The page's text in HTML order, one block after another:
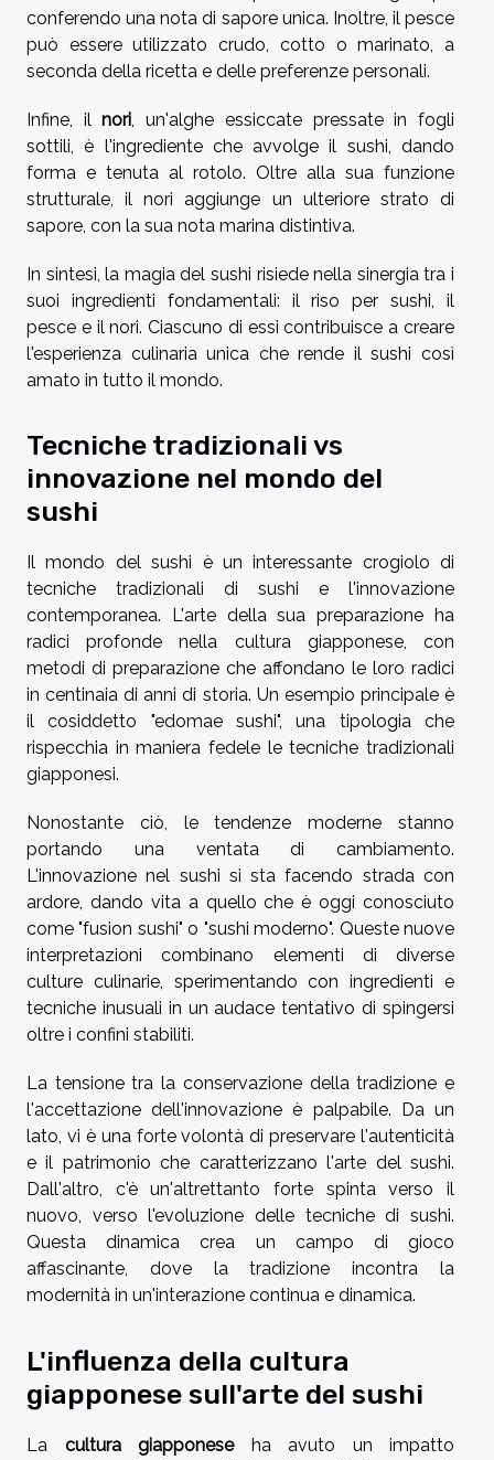
conferendo una nota di sapore unica. Inoltre, il pesce
può essere utilizzato crudo, cotto o marinato, a
seconda della ricetta e delle preferenze personali.
Infine, ilnori, un'alghe essiccate pressate in fogli
sottili, è l'ingrediente che avvolge il sushi, dando
forma e tenuta al rotolo. Oltre alla sua funzione
strutturale, il nori aggiunge un ulteriore strato di
sapore, con la sua nota marina distintiva.
In sintesi, la magia del sushi risiede nella sinergia tra i
suoi ingredienti fondamentali: il riso per sushi, il
pesce e il nori. Ciascuno di essi contribuisce a creare
l'esperienza culinaria unica che rende il sushi così
amato in tutto il mondo.
Tecniche tradizionali vs
innovazione nel mondo del
sushi
Il mondo del sushi è un interessante crogiolo di
tecniche tradizionali di sushi e l'innovazione
contemporanea. L'arte della sua preparazione ha
radici profonde nella cultura giapponese, con
metodi di preparazione che affondano le loro radici
in centinaia di anni di storia. Un esempio principale è
il cosiddetto "edomae sushi", una tipologia che
rispecchia in maniera fedele le tecniche tradizionali
giapponesi.
Nonostante ciò, le tendenze moderne stanno
portando una ventata di cambiamento.
L'innovazione nel sushi si sta facendo strada con
ardore, dando vita a quello che è oggi conosciuto
come "fusion sushi" o "sushi moderno". Queste nuove
interpretazioni combinano elementi di diverse
culture culinarie, sperimentando con ingredienti e
tecniche inusuali in un audace tentativo di spingersi
oltre i confini stabiliti.
La tensione tra la conservazione della tradizione e
l'accettazione dell'innovazione è palpabile. Da un
lato, vi è una forte volontà di preservare l'autenticità
e il patrimonio che caratterizzano l'arte del sushi.
Dall'altro, c'è un'altrettanto forte spinta verso il
nuovo, verso l'evoluzione delle tecniche di sushi.
Questa dinamica crea un campo di gioco
affascinante, dove la tradizione incontra la
modernità in un'interazione continua e dinamica.
L'influenza della cultura
giapponese sull'arte del sushi
La cultura giapponeseha avuto un impatto